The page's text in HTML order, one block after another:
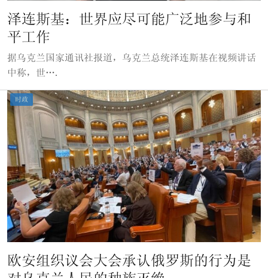
泽连斯基：世界应尽可能广泛地参与和
平工作
据乌克兰国家通讯社报道，乌克兰总统泽连斯基在视频讲话
中称，世….
时政
欧安组织议会大会承认俄罗斯的行为是